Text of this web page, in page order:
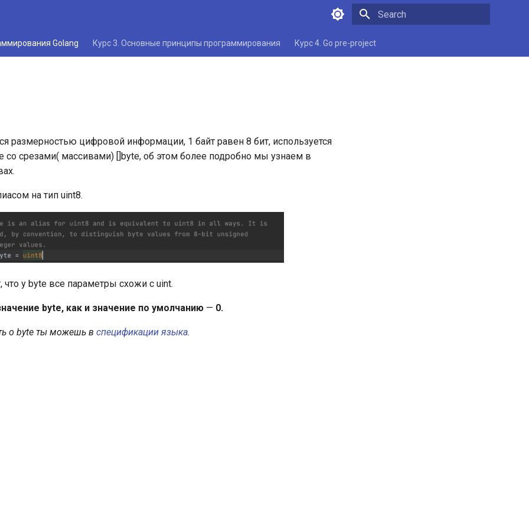
Golang Курс 3. Основные принципы программирования Курс 4. Go pre-project
размерностью цифровой информации, 1 байт равен 8 бит, используется
со срезами( массивами) []byte, об этом более подробно мы узнаем в
на тип uint8.
что у byte все параметры схожи с uint.
byte, как и значение по умолчанию — 0.
о byte ты можешь в спецификации языка.